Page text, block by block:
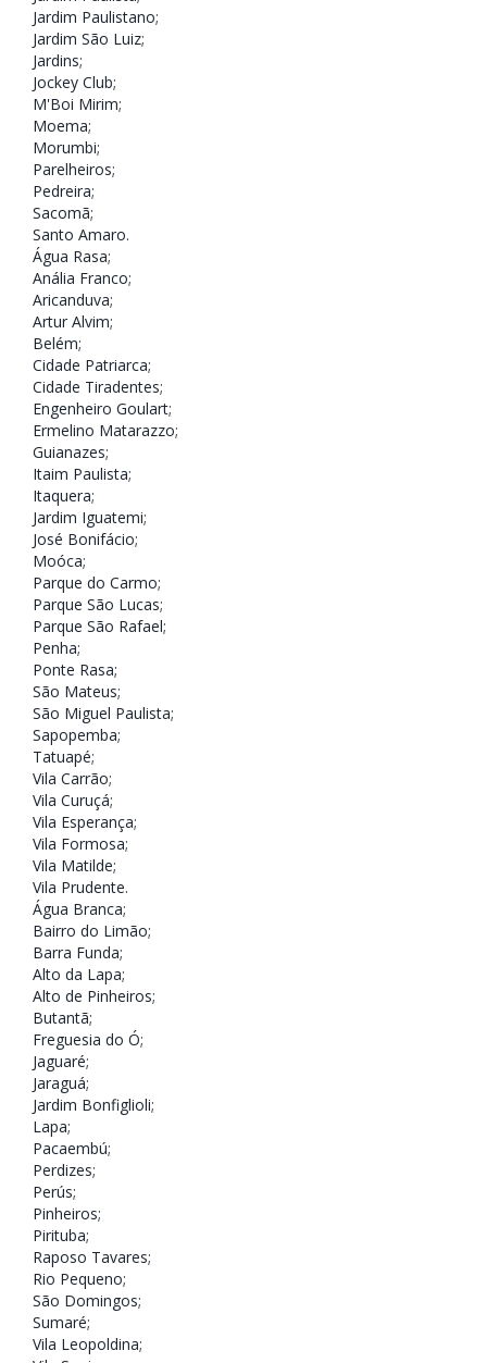
Jardim Paulistano;
Jardim São Luiz;
Jardins;
Jockey Club;
M'Boi Mirim;
Moema;
Morumbi;
Parelheiros;
Pedreira;
Sacomã;
Santo Amaro.
Água Rasa;
Anália Franco;
Aricanduva;
Artur Alvim;
Belém;
Cidade Patriarca;
Cidade Tiradentes;
Engenheiro Goulart;
Ermelino Matarazzo;
Guianazes;
Itaim Paulista;
Itaquera;
Jardim Iguatemi;
José Bonifácio;
Moóca;
Parque do Carmo;
Parque São Lucas;
Parque São Rafael;
Penha;
Ponte Rasa;
São Mateus;
São Miguel Paulista;
Sapopemba;
Tatuapé;
Vila Carrão;
Vila Curuçá;
Vila Esperança;
Vila Formosa;
Vila Matilde;
Vila Prudente.
Água Branca;
Bairro do Limão;
Barra Funda;
Alto da Lapa;
Alto de Pinheiros;
Butantã;
Freguesia do Ó;
Jaguaré;
Jaraguá;
Jardim Bonfiglioli;
Lapa;
Pacaembú;
Perdizes;
Perús;
Pinheiros;
Pirituba;
Raposo Tavares;
Rio Pequeno;
São Domingos;
Sumaré;
Vila Leopoldina;